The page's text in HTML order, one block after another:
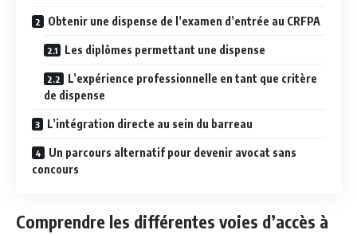
Obtenir une dispense de l’examen d’entrée au CRFPA
Les diplômes permettant une dispense
L’expérience professionnelle en tant que critère
de dispense
L’intégration directe au sein du barreau
Un parcours alternatif pour devenir avocat sans
concours
Comprendre les différentes voies d’accès à